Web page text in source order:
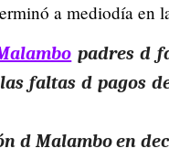
a mediodía en
padres d
faltas d pagos
d Malambo en